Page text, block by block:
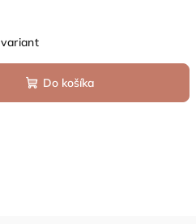
Do košíka